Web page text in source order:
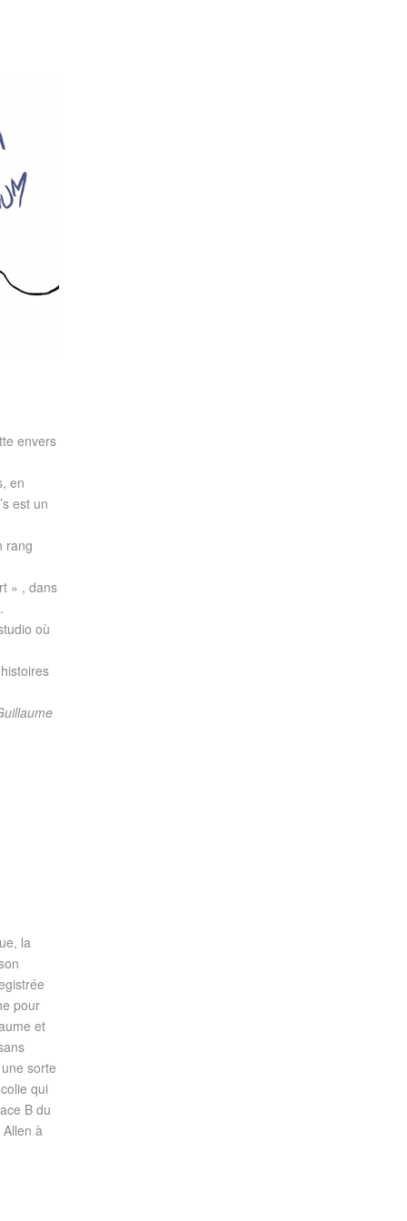
envers
en
est un
rang
» , dans
où
la
pour
et
sorte
qui
B du
à